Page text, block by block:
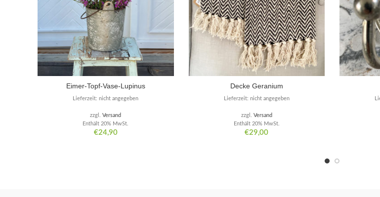
Eimer-Topf-Vase-Lupinus
€24,90
Enthält 20% MwSt.
zzgl.Versand
Lieferzeit: nicht angegeben
Decke Geranium
€29,00
Enthält 20% MwSt.
zzgl. Versand
Lieferzeit: nicht angegeben